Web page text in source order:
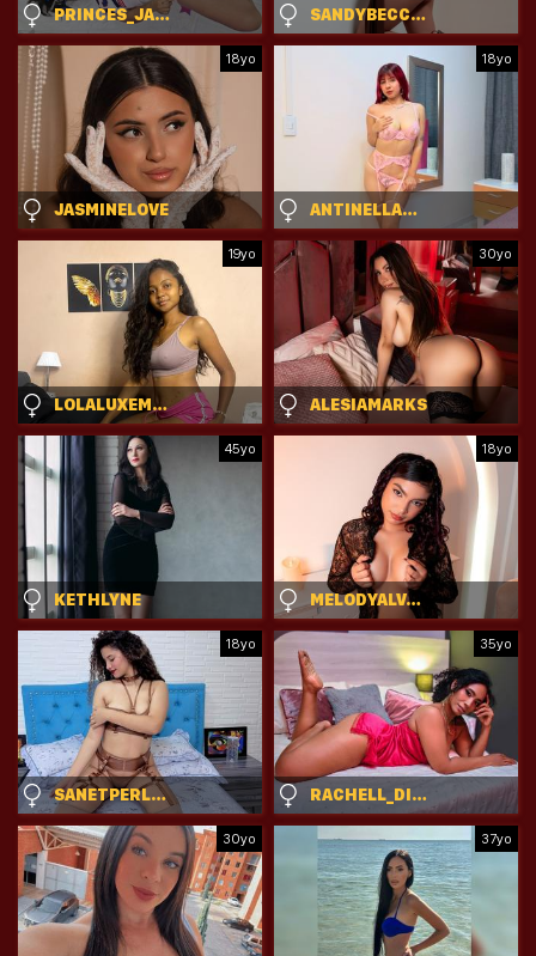
PRINCES_JASMINE SANDYBECCKER
18yo
JASMINELOVE
18yo
ANTINELLAROSE
19yo
LOLALUXEMINI
30yo
ALESIAMARKS
45yo
KETHLYNE
18yo
MELODYALVAREZZ
18yo
SANETPERLASBUCKS
35yo
RACHELL_DIAZ
30yo 37yo